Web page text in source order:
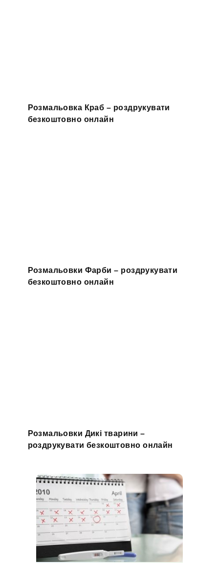
Розмальовка Краб – роздрукувати
безкоштовно онлайн
Розмальовки Фарби – роздрукувати
безкоштовно онлайн
Розмальовки Дикі тварини –
роздрукувати безкоштовно онлайн